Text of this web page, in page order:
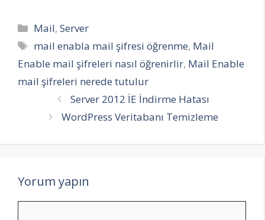
Kategoriler
Mail,Server
Etiketler
mail enabla mail şifresi öğrenme, Mail
Enable mail şifreleri nasıl öğrenirlir, Mail Enable
mail şifreleri nerede tutulur
Server 2012 İE İndirme Hatası
WordPress Veritabanı Temizleme
Yorum yapın